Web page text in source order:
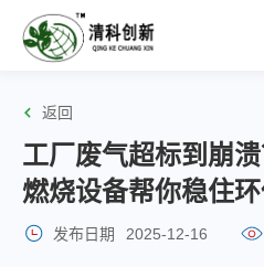
返回
工厂废气超标到崩
燃烧设备帮你稳住
发布日期 2025-12-16